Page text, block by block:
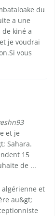
du
a une
kiné a
je voudrai
vous
et je
Sahara.
15
de ...
et
au&gt;